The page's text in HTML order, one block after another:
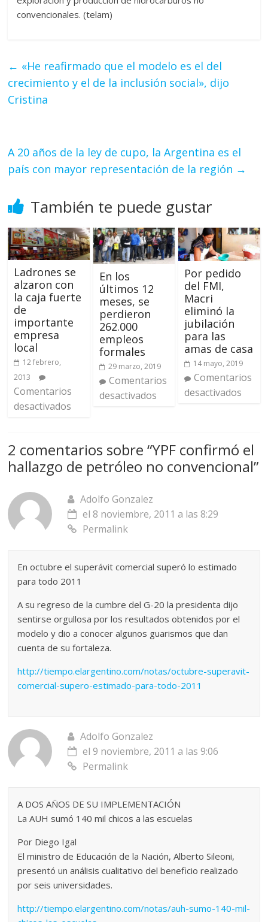
convencionales. (telam)
← «He reafirmado que el modelo es el del
crecimiento y el de la inclusión social», dijo
Cristina
A 20 años de la ley de cupo, la Argentina es el
país con mayor representación de la región →
También te puede gustar
Ladrones se
alzaron con
la caja fuerte
de
importante
empresa
local
12 febrero,
2013
Comentarios
desactivados
En los
últimos 12
meses, se
perdieron
262.000
empleos
formales
29 marzo, 2019
Comentarios
desactivados
Por pedido
del FMI,
Macri
eliminó la
jubilación
para las
amas de casa
14 mayo, 2019
Comentarios
desactivados
2 comentarios sobre “YPF confirmó el
hallazgo de petróleo no convencional”
Adolfo Gonzalez
el 8 noviembre, 2011 a las 8:29
Permalink
En octubre el superávit comercial superó lo estimado
para todo 2011
A su regreso de la cumbre del G-20 la presidenta dijo
sentirse orgullosa por los resultados obtenidos por el
modelo y dio a conocer algunos guarismos que dan
cuenta de su fortaleza.
http://tiempo.elargentino.com/notas/octubre-superavit-
comercial-supero-estimado-para-todo-2011
Adolfo Gonzalez
el 9 noviembre, 2011 a las 9:06
Permalink
A DOS AÑOS DE SU IMPLEMENTACIÓN
La AUH sumó 140 mil chicos a las escuelas
Por Diego Igal
El ministro de Educación de la Nación, Alberto Sileoni,
presentó un análisis cualitativo del beneficio realizado
por seis universidades.
http://tiempo.elargentino.com/notas/auh-sumo-140-mil-